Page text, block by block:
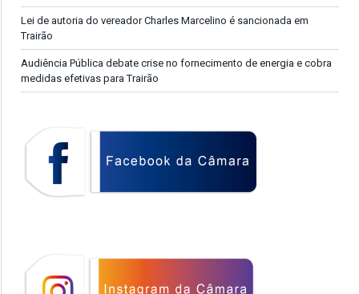
Lei de autoria do vereador Charles Marcelino é sancionada em
Trairão
Audiência Pública debate crise no fornecimento de energia e cobra
medidas efetivas para Trairão